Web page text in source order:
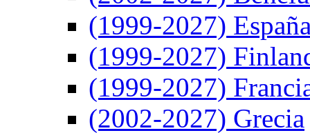
(1999-2027)
(1999-2027)
(1999-2027)
(2002-2027) Grecia